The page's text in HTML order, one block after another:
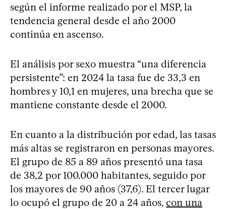
según el informe realizado por el MSP, la
tendencia general desde el año 2000
continúa en ascenso.
El análisis por sexo muestra “una diferencia
persistente”: en 2024 la tasa fue de 33,3 en
hombres y 10,1 en mujeres, una brecha que se
mantiene constante desde el 2000.
En cuanto a la distribución por edad, las tasas
más altas se registraron en personas mayores.
El grupo de 85 a 89 años presentó una tasa
de 38,2 por 100.000 habitantes, seguido por
los mayores de 90 años (37,6). El tercer lugar
lo ocupó el grupo de 20 a 24 años, con una